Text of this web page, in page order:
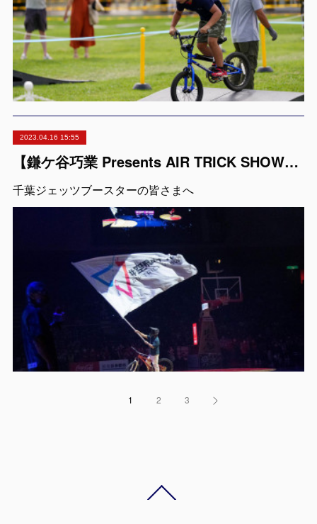
2023.04.16 15:55
【鎌ケ谷巧業 Presents AIR TRICK SHOW】千葉ジェッツブースターの皆さまへ
千葉ジェッツブースターの皆さまへ
1 2 3